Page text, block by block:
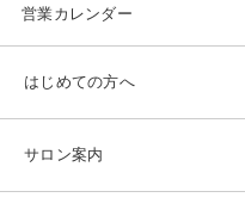
営業カレンダー
はじめての方へ
サロン案内